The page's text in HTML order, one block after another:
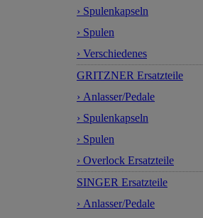
› Spulenkapseln
› Spulen
› Verschiedenes
GRITZNER Ersatzteile
› Anlasser/Pedale
› Spulenkapseln
› Spulen
› Overlock Ersatzteile
SINGER Ersatzteile
› Anlasser/Pedale